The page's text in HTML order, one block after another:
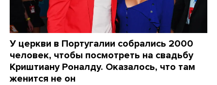
У церкви в Португалии собрались 2000
человек, чтобы посмотреть на свадьбу
Криштиану Роналду. Оказалось, что там
женится не он